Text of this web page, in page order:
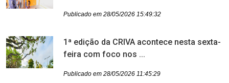
Publicado em 28/05/2026 15:49:32
1ª edição da CRIVA acontece nesta sexta-
feira com foco nos ...
Publicado em 28/05/2026 11:45:29